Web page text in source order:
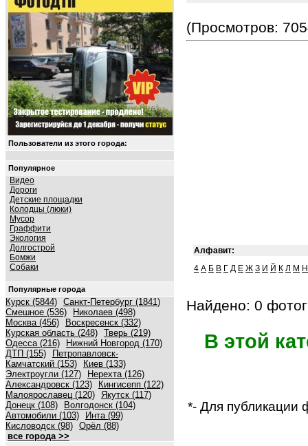
Пользователи из этого города:
Популярное
Видео
Дороги
Детские площадки
Колодцы (люки)
Мусор
Граффити
Экология
Долгострой
Бомжи
Собаки
Популярные города
Курск (5844) Санкт-Петербург (1841)
Смешное (536)
Николаев (498)
Москва (456)
Воскресенск (332)
Курская область (248) Тверь (219)
Одесса (216)
Нижний Новгород (170)
ДТП (155)
Петропавловск-
Камчатский (153)
Киев (133)
Электроугли (127)
Нерехта (126)
Александровск (123)
Кингисепп (122)
Малоярославец (120) Якутск (117)
Донецк (108)
Волгодонск (104)
Автомобили (103)
Инта (99)
Кисловодск (98) Орёл (88)
все города >>
(Просмотров:
Алфавит:
4 А Б В Г Д Е Ж З И Й К Л М Н
Найдено: 0
В этой
*- Для публикации